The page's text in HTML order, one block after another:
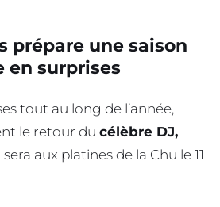
prépare une saison
en surprises
tout au long de l’année,
le retour du célèbre DJ,
sera aux platines de la Chu le 11